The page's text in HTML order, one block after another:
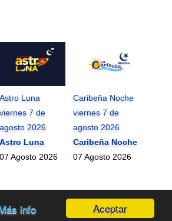
Aceptar
info
Astro Luna
viernes 7 de
agosto 2026
Astro Luna
07 Agosto 2026
Caribeña Noche
viernes 7 de
agosto 2026
Caribeña Noche
07 Agosto 2026